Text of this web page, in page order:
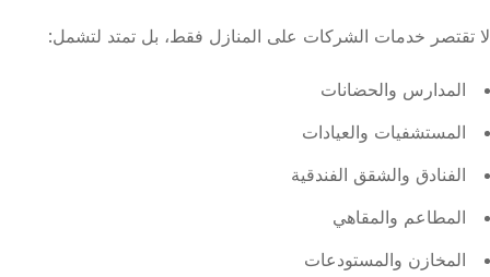
لا تقتصر خدمات الشركات على المنازل فقط، بل تمتد لتشمل:
المدارس والحضانات
المستشفيات والعيادات
الفنادق والشقق الفندقية
المطاعم والمقاهي
المخازن والمستودعات